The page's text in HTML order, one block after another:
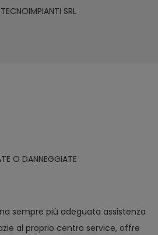
SRL
O DANNEGGIATE
sempre più adeguata assistenza
al proprio centro service, offre